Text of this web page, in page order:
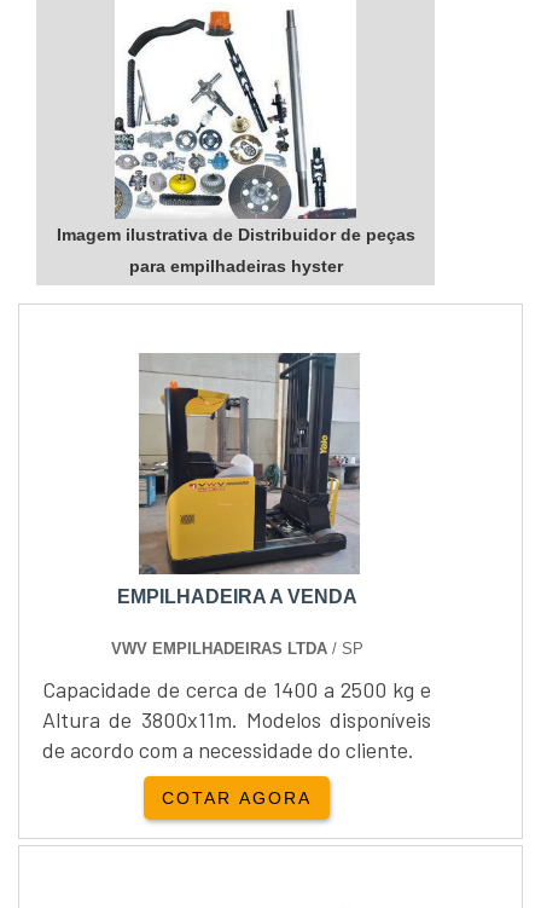
Imagem ilustrativa de Distribuidor de peças
para empilhadeiras hyster
EMPILHADEIRA A VENDA
VWV EMPILHADEIRAS LTDA/ SP
Capacidade de cerca de 1400 a 2500 kg e
Altura de 3800x11m. Modelos disponíveis
de acordo com a necessidade do cliente.
COTAR AGORA